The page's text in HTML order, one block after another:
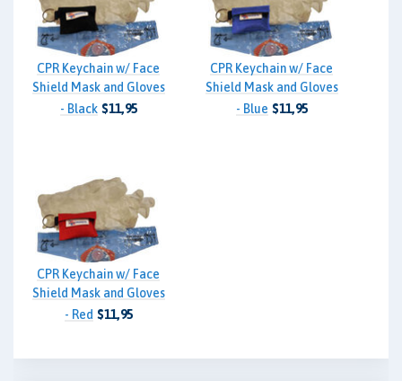
CPR Keychain w/ Face
Shield Mask and Gloves
- Black $11,95
CPR Keychain w/ Face
Shield Mask and Gloves
- Blue $11,95
CPR Keychain w/ Face
Shield Mask and Gloves
- Red $11,95